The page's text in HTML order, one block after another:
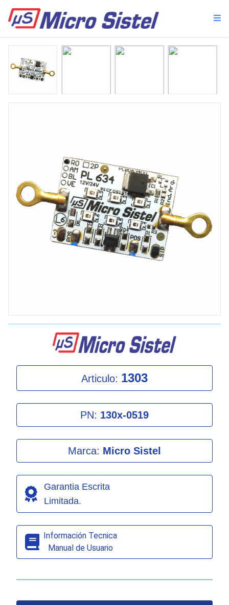
Articulo: 1303
PN: 130x-0519
Marca: Micro Sistel
Garantia Escrita
Limitada.
Información Tecnica
Manual de Usuario